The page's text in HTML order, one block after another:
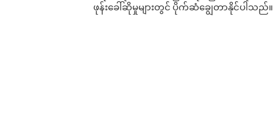
ဖုန်းခေါ်ဆိုမှုများတွင် ပိုက်ဆံချွေတာနိုင်ပါသည်။